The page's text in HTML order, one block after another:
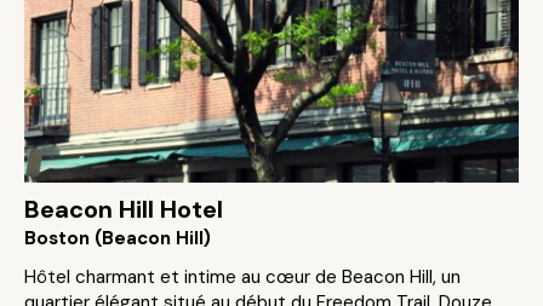
Beacon Hill Hotel
Boston (Beacon Hill)
Hôtel charmant et intime au cœur de Beacon Hill, un